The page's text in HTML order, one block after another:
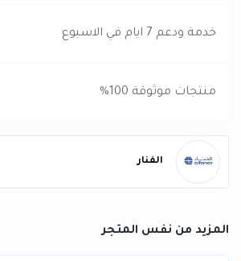
خدمة ودعم 7 ايام في الاسبوع
منتجات موثوقة 100%
الفنار
المزيد من نفس المتجر